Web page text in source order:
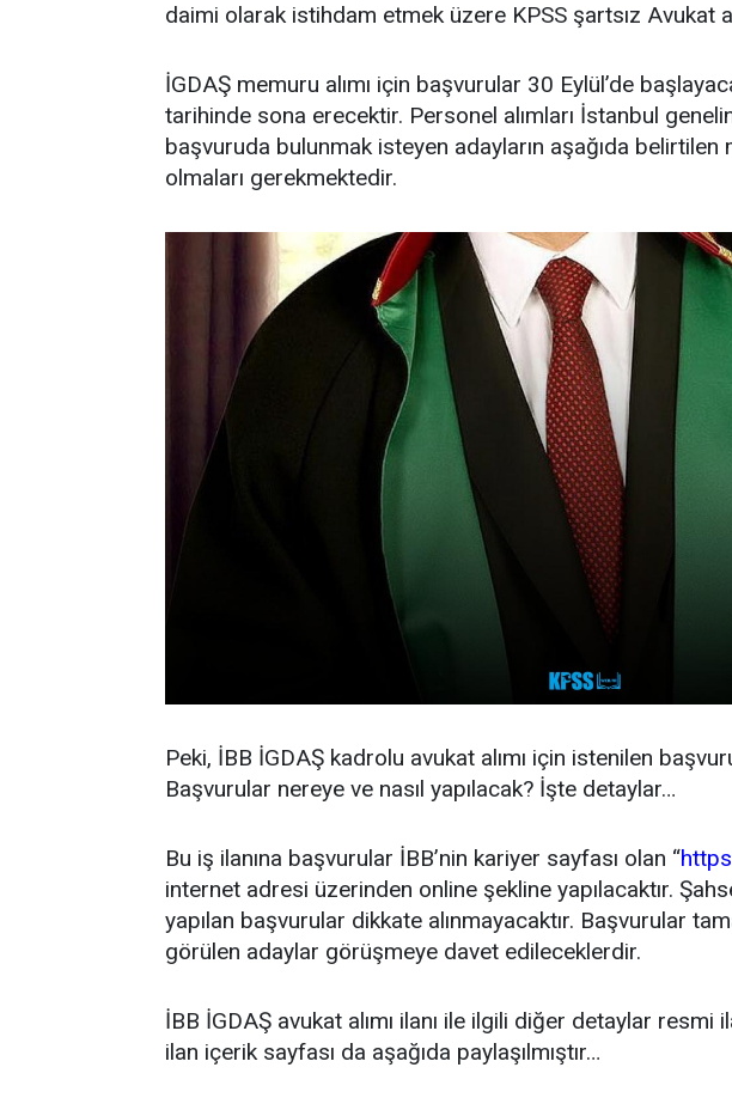
daimi olarak istihdam etmek üzere KPSS şartsız Avukat
İGDAŞ memuru alımı için başvurular 30 Eylül’de
tarihinde sona erecektir. Personel alımları İstanbul
başvuruda bulunmak isteyen adayların aşağıda
olmaları gerekmektedir.
Peki, İBB İGDAŞ kadrolu avukat alımı için istenilen
Başvurular nereye ve nasıl yapılacak? İşte detaylar…
Bu iş ilanına başvurular İBB’nin kariyer sayfası olan “
internet adresi üzerinden online şekline yapılacaktır.
yapılan başvurular dikkate alınmayacaktır. Başvurular
görülen adaylar görüşmeye davet edileceklerdir.
İBB İGDAŞ avukat alımı ilanı ile ilgili diğer detaylar
ilan içerik sayfası da aşağıda paylaşılmıştır…